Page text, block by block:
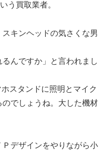
う買取業者。
キンヘッドの気さくな男
んですか」と言われまし
スタンドに照明とマイク
でしょうね。大した機材
デザインをやりながら小